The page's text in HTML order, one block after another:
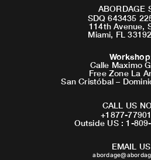
ABORDAGE
SDQ 643435
114th Avenue,
Miami, FL
Workshop
Calle Maximo
Free Zone La
San Cristóbal –
CALL US
+1877-
Outside US : 1-
EMAIL US